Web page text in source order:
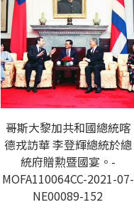
哥斯大黎加共和國總統喀
德戎訪華 李登輝總統於總
統府贈勲暨國宴。-
MOFA110064CC-2021-07-
NE00089-152